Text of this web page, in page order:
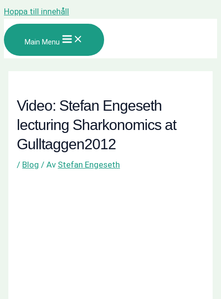
Hoppa till innehåll
Main Menu
Video: Stefan Engeseth
lecturing Sharkonomics at
Gulltaggen2012
/ Blog / Av Stefan Engeseth